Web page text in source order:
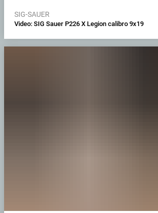
SIG-SAUER
Video: SIG Sauer P226 X Legion calibro 9x19